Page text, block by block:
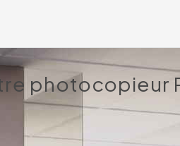
photocopieur